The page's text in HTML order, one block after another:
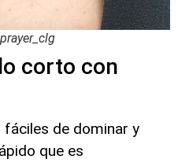
corto con
de dominar y
que es